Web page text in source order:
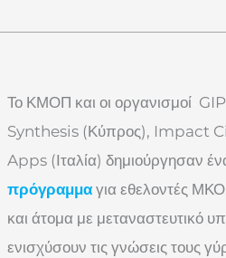
Το ΚΜΟΠ και οι οργανισμοί
Synthesis (Κύπρος), Impact
Apps (Ιταλία) δημιούργησαν
πρόγραμμα για εθελοντές
και άτομα με μεταναστευτικό
ενισχύσουν τις γνώσεις τους